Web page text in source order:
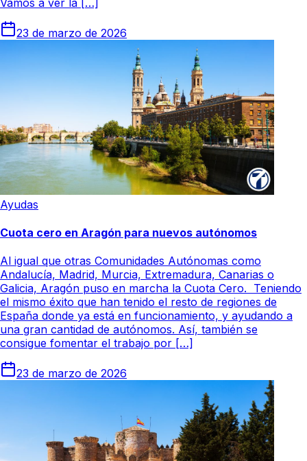
23 de marzo de 2026
Ayudas
Cuota cero en Aragón para nuevos autónomos
Al igual que otras Comunidades Autónomas como
Andalucía, Madrid, Murcia, Extremadura, Canarias o
Galicia, Aragón puso en marcha la Cuota Cero. Teniendo
el mismo éxito que han tenido el resto de regiones de
España donde ya está en funcionamiento, y ayudando a
una gran cantidad de autónomos. Así, también se
consigue fomentar el trabajo por […]
23 de marzo de 2026